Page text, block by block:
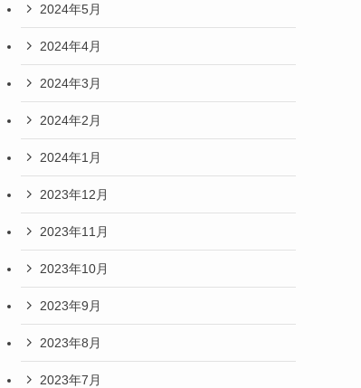
2024年5月
2024年4月
2024年3月
2024年2月
2024年1月
2023年12月
2023年11月
2023年10月
2023年9月
2023年8月
2023年7月